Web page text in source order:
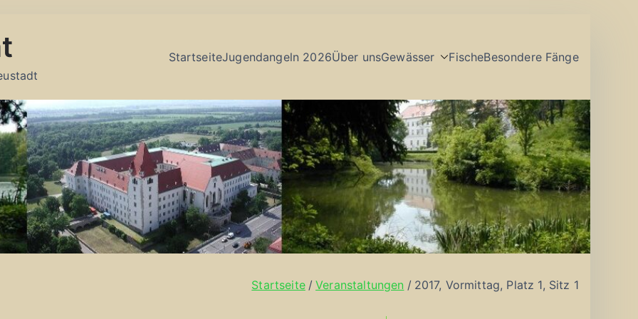
StartseiteJugendangeln 2026Über unsGewässer FischeBesondere Fänge
Startseite Veranstaltungen 2017, Vormittag, Platz 1, Sitz 1